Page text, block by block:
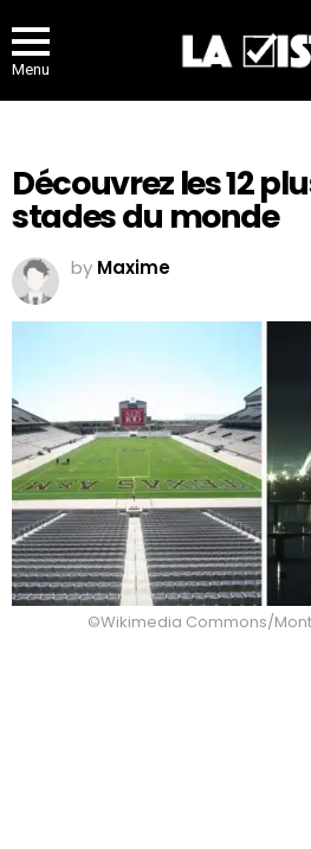
Menu
Découvrez les 12
stades du monde
by Maxime
©Wikimedia Commons/